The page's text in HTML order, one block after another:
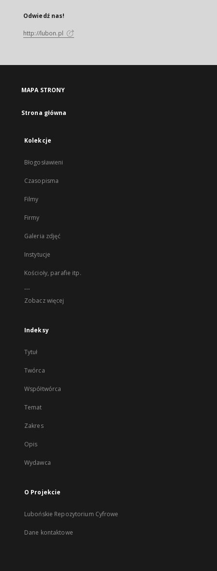
Odwiedź nas!
http://lubon.pl
MAPA STRONY
Strona główna
Kolekcje
Błogosławieni
Czasopisma
Filmy
Firmy
Galeria zdjęć
Instytucje
Kościoły, parafie itp.
...
Zobacz więcej
Indeksy
Tytuł
Twórca
Współtwórca
Temat
Zakres
Opis
Wydawca
O Projekcie
Lubońskie Repozytorium Cyfrowe
Dane kontaktowe